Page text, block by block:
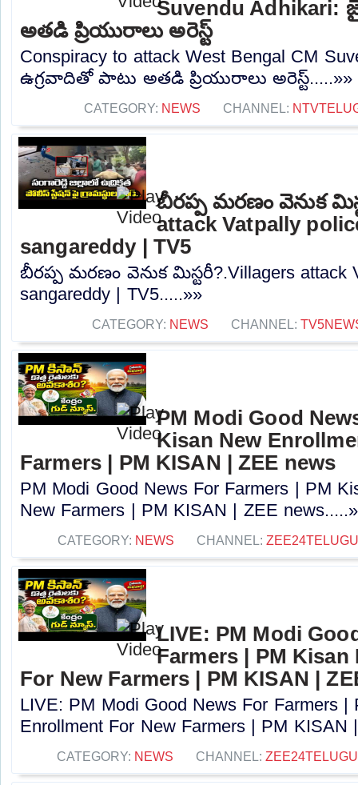
Suvendu
అతడి ప్రియురాలు అరెస్ట్
Conspiracy to attack West Bengal CM
ఉగ్రవాదితో పాటు అతడి ప్రియురాలు అరెస్ట్.....»»
CATEGORY: NEWS CHANNEL:
బీరప్ప మరణం వెనుక
attack Vatpally
sangareddy | TV5
బీరప్ప మరణం వెనుక మిస్టరీ?.Villagers attack
sangareddy | TV5.....»»
CATEGORY: NEWS CHANNEL:
PM Modi Good
Kisan New
Farmers | PM KISAN | ZEE news
PM Modi Good News For Farmers | PM
New Farmers | PM KISAN | ZEE
CATEGORY: NEWS CHANNEL:
LIVE: PM Modi
Farmers | PM
For New Farmers | PM KISAN |
LIVE: PM Modi Good News For Farmers |
Enrollment For New Farmers | PM KISAN
CATEGORY: NEWS CHANNEL: